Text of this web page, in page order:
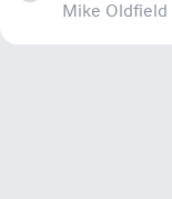
Mike Oldfield